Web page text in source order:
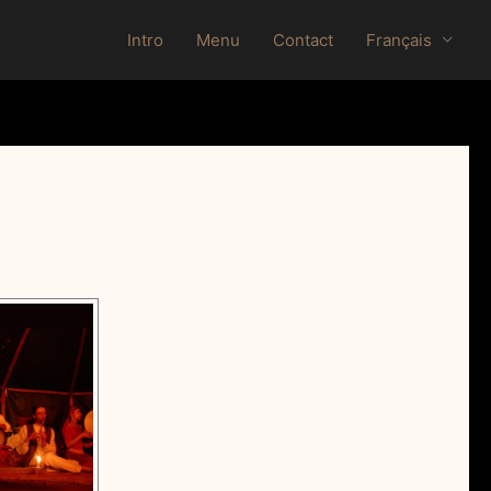
Intro Menu Contact Français